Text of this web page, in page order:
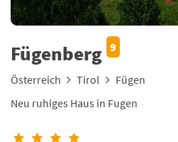
Fügenberg 9
Österreich Tirol
Fügen
Neu ruhiges Haus in Fugen